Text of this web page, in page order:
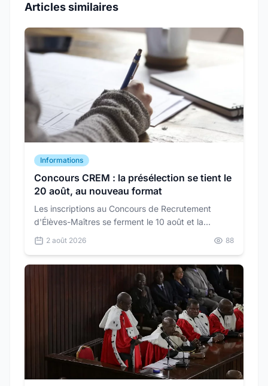
Articles similaires
Informations
Concours CREM : la présélection se tient le
20 août, au nouveau format
Les inscriptions au Concours de Recrutement
d'Élèves-Maîtres se ferment le 10 août et la
présélection se tient le 20 août. Le format de
l'épreuve a changé pour les quatre options.
2 août 2026 88